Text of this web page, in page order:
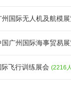
国际无人机及航模
广州国际海事贸易
飞行训练展会 (2216